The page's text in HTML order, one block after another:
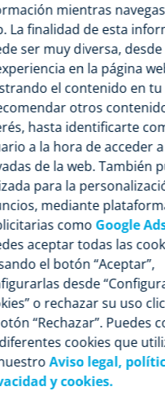
es una empresa
el procesamiento de mis
política de privacidad.*
mientras
La finalidad de esta
ser muy diversa,
en la página
el contenido en
otros
hasta identificarte
a la hora de acceder
de la web. También
para la
mediante
como Google
aceptar todas las
el botón “Aceptar”,
desde
o rechazar su uso
“Rechazar”. Puedes
cookies que
Aviso legal,
y cookies.